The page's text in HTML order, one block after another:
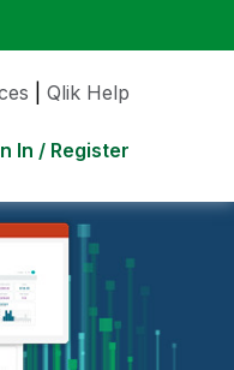
Qlik Help
In / Register